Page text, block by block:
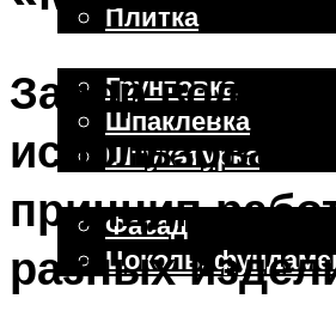
Плитка
Грунтовка
Шпаклевка
Штукатурка
Внешняя отделка
Фасад
Цоколь,
Забор воды:
принцип
разных